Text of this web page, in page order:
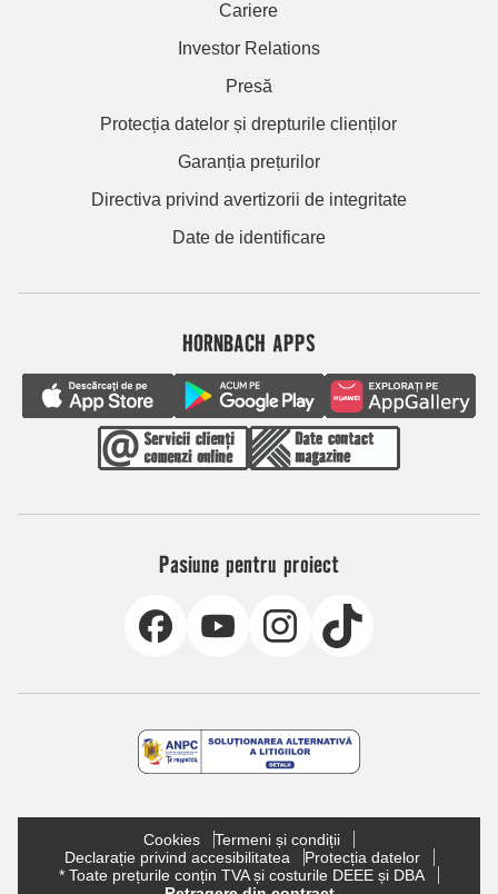
Cariere
Investor Relations
Presă
Protecția datelor și drepturile clienților
Garanția prețurilor
Directiva privind avertizorii de integritate
Date de identificare
HORNBACH APPS
Pasiune pentru proiect
Cookies
Termeni și condiții
Declarație privind accesibilitatea
Protecția datelor
* Toate prețurile conțin TVA și costurile DEEE și DBA